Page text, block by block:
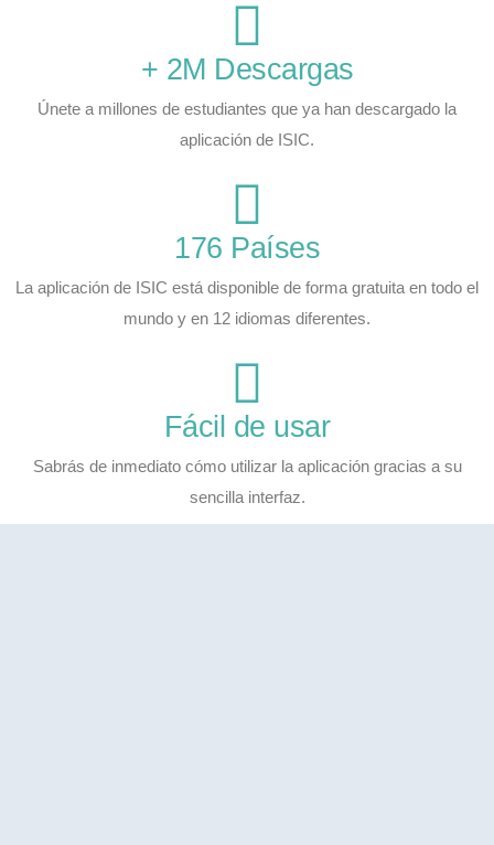
+ 2M Descargas
Únete a millones de estudiantes que ya han descargado la
aplicación de ISIC.
176 Países
La aplicación de ISIC está disponible de forma gratuita en todo el
mundo y en 12 idiomas diferentes.
Fácil de usar
Sabrás de inmediato cómo utilizar la aplicación gracias a su
sencilla interfaz.